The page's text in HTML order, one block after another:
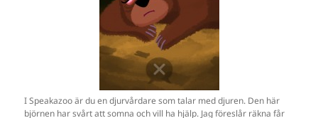
I Speakazoo är du en djurvårdare som talar med djuren. Den här
björnen har svårt att somna och vill ha hjälp. Jag föreslår räkna får